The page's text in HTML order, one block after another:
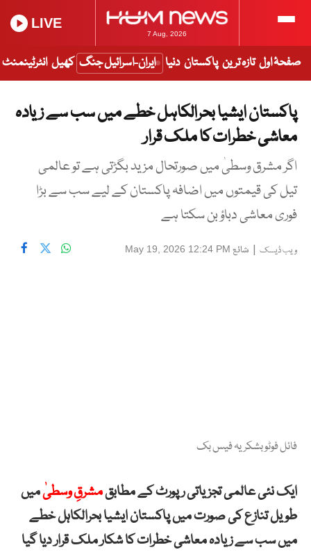
7 Aug, 2026
LIVE
صفحۂ اول تازہ ترین پاکستان دنیا ایران-اسرائیل جنگ کھیل انٹرٹینمنٹ
پاکستان ایشیا بحرالکاہل خطے میں سب سے زیادہ
معاشی خطرات کا ملک قرار
اگر مشرق وسطیٰ میں صورتحال مزید بگڑتی ہے تو عالمی
تیل کی قیمتوں میں اضافہ پاکستان کے لیے سب سے بڑا
فوری معاشی دباؤ بن سکتا ہے
ویب ڈیسک | شائع May 19, 2026 12:24 PM
فائل فوٹو بشکریہ فیس بک
ایک نئی عالمی تجزیاتی رپورٹ کے مطابقمشرقِ وسطیٰمیں
طویل تنازع کی صورت میں پاکستان ایشیا بحرالکاہل خطے
میں سب سے زیادہ معاشی خطرات کا شکار ملک قرار دیا گیا